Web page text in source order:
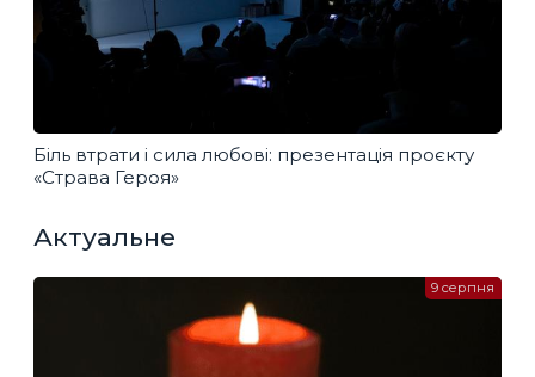
Біль втрати і сила любові: презентація проєкту
«Страва Героя»
Актуальне
9 серпня